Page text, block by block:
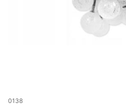
0138